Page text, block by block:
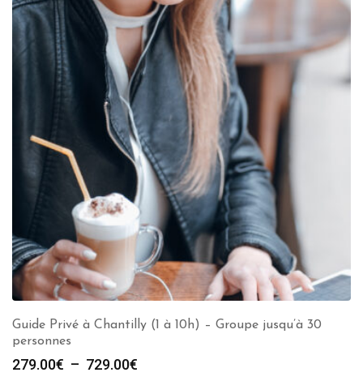
Guide Privé à Chantilly (1 à 10h) – Groupe jusqu’à 30
personnes
279.00€ – 729.00€